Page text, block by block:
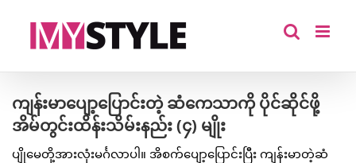
ကျန်းမာပျော့ပြောင်းတဲ့ ဆံကေသာကို ပိုင်ဆိုင်ဖို့
အိမ်တွင်းထိန်းသိမ်းနည်း (၄) မျိုး
ပျိုမေတို့အားလုံးမင်္ဂလာပါ။ အိစက်ပျော့ပြောင်းပြီး ကျန်းမာတဲ့ဆံ